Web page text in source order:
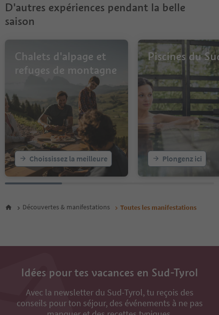
10
11
13
19
20
21
22
25
26
27
28
30
34
D'autres expériences pendant la belle
saison
Chalets d'alpage et
refuges de montagne
Choississez la meilleure
Piscines du
Plongenz ici
Découvertes & manifestations Toutes les manifestations
Idées pour tes vacances en Sud-Tyrol
Avec la newsletter du Sud-Tyrol, tu reçois des
conseils pour ton séjour, des événements à ne pas